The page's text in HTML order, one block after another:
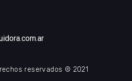
reservados © 2021